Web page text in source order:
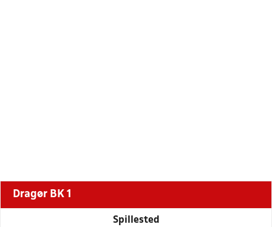
Dragør BK 1
Spillested